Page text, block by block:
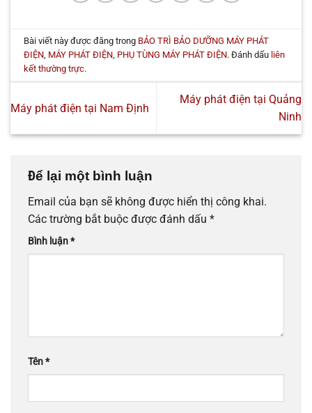
Bài viết này được đăng trong BẢO TRÌ BẢO DƯỠNG MÁY PHÁT
ĐIỆN MÁY PHÁT ĐIỆN PHỤ TÙNG MÁY PHÁT ĐIỆN. Đánh dấu liên
kết thường trực.
Máy phát điện tại Nam Định
Máy phát điện tại Quảng
Ninh
Để lại một bình luận
Email của bạn sẽ không được hiển thị công khai.
Các trường bắt buộc được đánh dấu *
Bình luận*
Tên*